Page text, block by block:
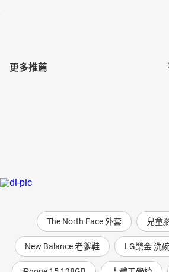
更多推薦
The North Face 外套 兒童
New Balance 老爹鞋 LG樂金 洗